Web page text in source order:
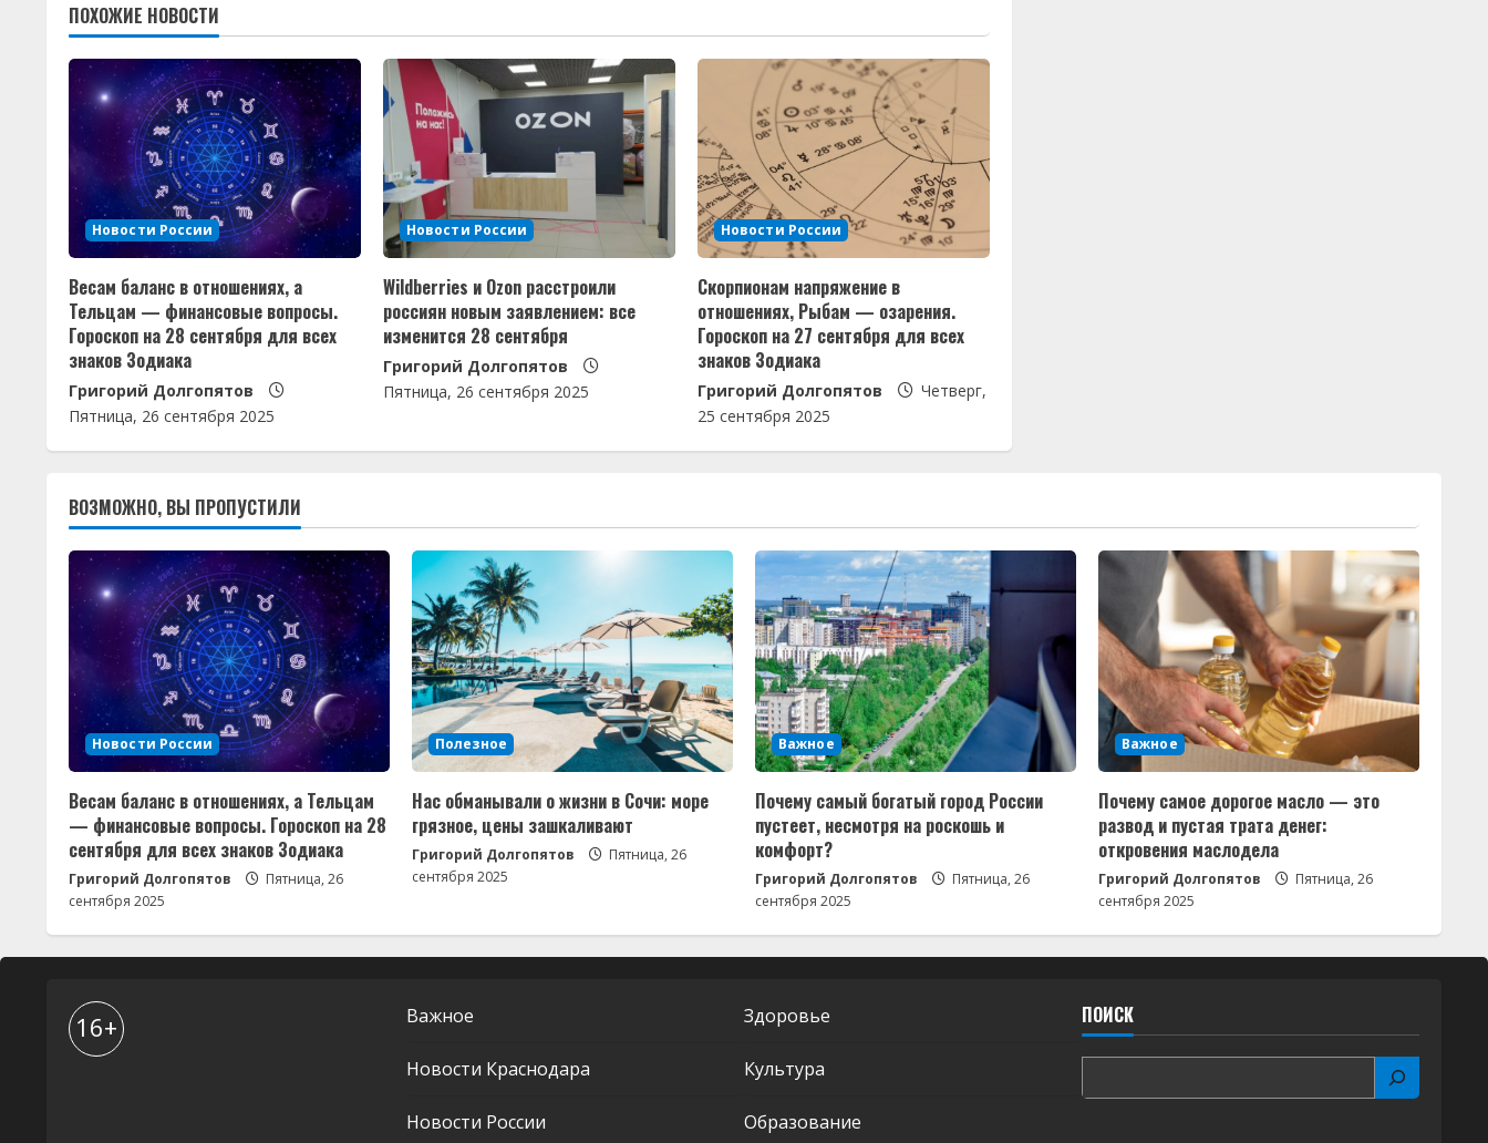
о
л
ж
и
т
ь
ч
т
е
н
и
е
ПОХОЖИЕ НОВОСТИ
Новости России
Весам баланс в отношениях, а
Тельцам — финансовые вопросы.
Гороскоп на 28 сентября для всех
знаков Зодиака
Григорий Долгопятов
Пятница, 26 сентября 2025
Новости России
Wildberries и Ozon расстроили
россиян новым заявлением: все
изменится 28 сентября
Григорий Долгопятов
Пятница, 26 сентября 2025
Новости России
Скорпионам напряжение в
отношениях, Рыбам — озарения.
Гороскоп на 27 сентября для всех
знаков Зодиака
Григорий Долгопятов
Четверг,
25 сентября 2025
ВОЗМОЖНО, ВЫ ПРОПУСТИЛИ
Новости России
Весам баланс в отношениях, а Тельцам
— финансовые вопросы. Гороскоп на 28
сентября для всех знаков Зодиака
Григорий Долгопятов
Пятница, 26
сентября 2025
Полезное
Нас обманывали о жизни в Сочи: море
грязное, цены зашкаливают
Григорий Долгопятов
Пятница, 26
сентября 2025
Важное
Почему самый богатый город России
пустеет, несмотря на роскошь и
комфорт?
Григорий Долгопятов
Пятница, 26
сентября 2025
Важное
Почему самое дорогое масло — это
развод и пустая трата денег:
откровения маслодела
Григорий Долгопятов
Пятница, 26
сентября 2025
16+ Важное
Новости Краснодара
Новости России
Здоровье
Культура
Образование
ПОИСК